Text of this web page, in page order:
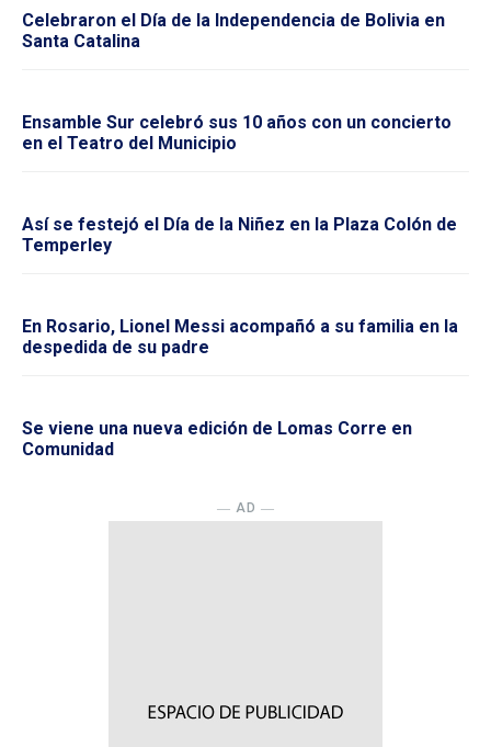
Celebraron el Día de la Independencia de Bolivia en
Santa Catalina
Ensamble Sur celebró sus 10 años con un concierto
en el Teatro del Municipio
Así se festejó el Día de la Niñez en la Plaza Colón de
Temperley
En Rosario, Lionel Messi acompañó a su familia en la
despedida de su padre
Se viene una nueva edición de Lomas Corre en
Comunidad
― AD ―